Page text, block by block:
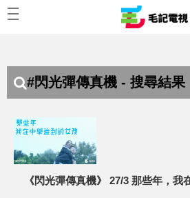
#閃光彈傳真機 - 搜尋結果
《閃光彈傳真機》 27/3 那些年，我